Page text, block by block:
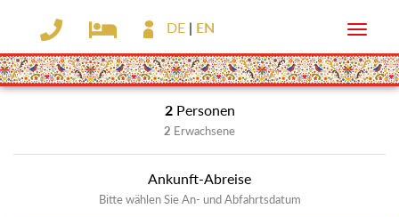
Skip
content
Toggle
DE EN
2 Personen
2 Erwachsene
Ankunft-Abreise
Bitte wählen Sie An- und Abfahrtsdatum